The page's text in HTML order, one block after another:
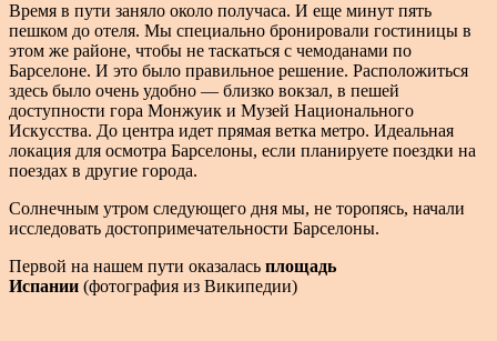
Время в пути заняло около получаса. И еще минут пять
пешком до отеля. Мы специально бронировали гостиницы в
этом же районе, чтобы не таскаться с чемоданами по
Барселоне. И это было правильное решение. Расположиться
здесь было очень удобно — близко вокзал, в пешей
доступности гора Монжуик и Музей Национального
Искусства. До центра идет прямая ветка метро. Идеальная
локация для осмотра Барселоны, если планируете поездки на
поездах в другие города.
Солнечным утром следующего дня мы, не торопясь, начали
исследовать достопримечательности Барселоны.
Первой на нашем пути оказалась площадь
Испании (фотография из Википедии)